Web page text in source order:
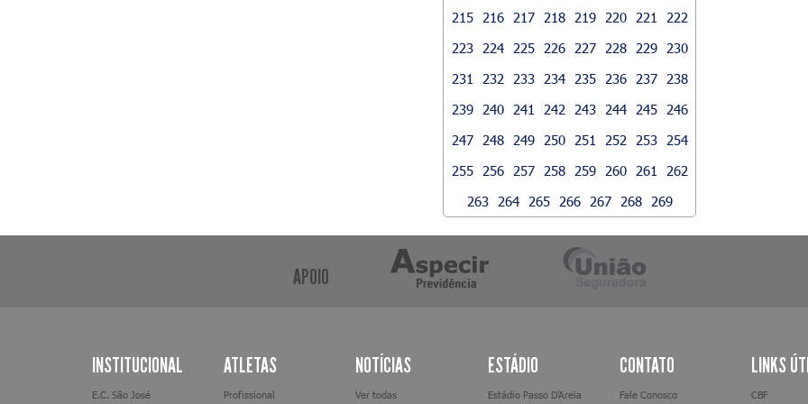
215 216 217 218 219 220 221
222
223
224 225 226 227 228 229
230
231
232 233 234 235 236 237
238
239
240 241 242 243 244 245
246
247
248 249 250 251 252 253
254
255
256 257 258 259 260 261
262
263
264 265 266 267 268 269
APOIO
INSTITUCIONAL
E.C. São José
ATLETAS
Profissional
NOTÍCIAS
Ver todas
ESTÁDIO
Estádio Passo D’Areia
CONTATO
Fale Conosco
LINKS
CBF